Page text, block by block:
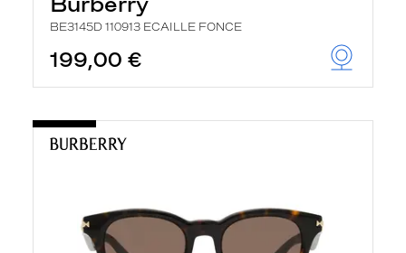
BE3145D 110913 ECAILLE FONCE
199,00 €